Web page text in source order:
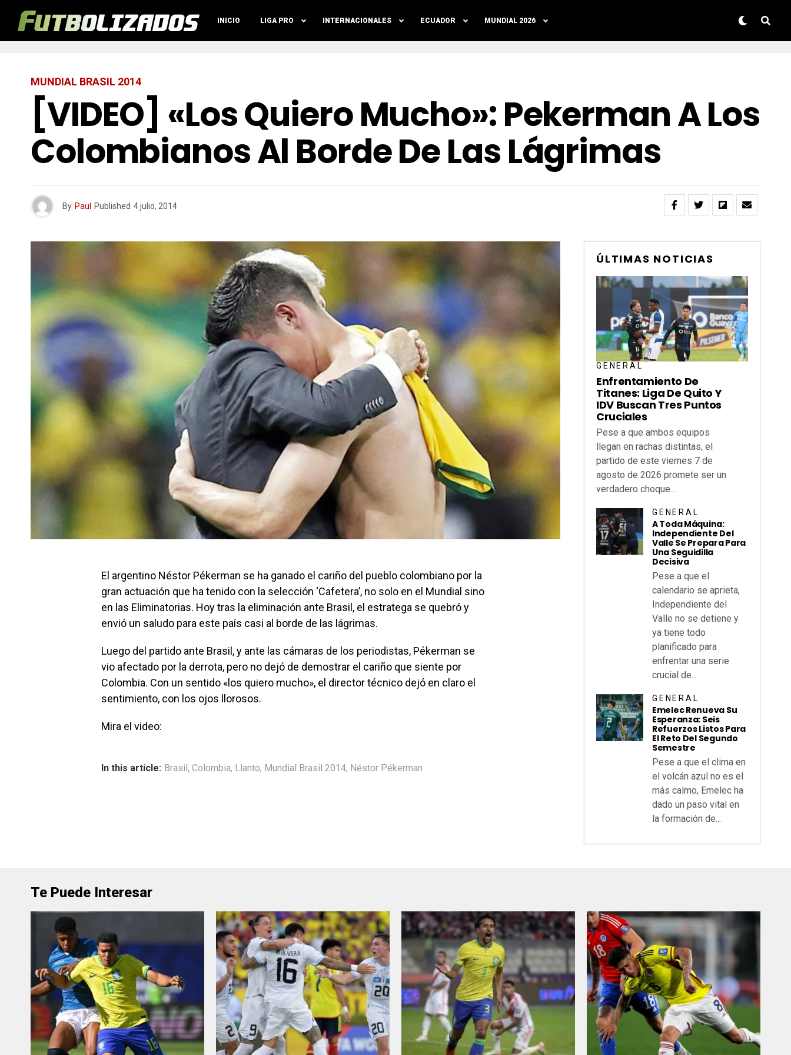
INICIO LIGA PRO INTERNACIONALES ECUADOR MUNDIAL 2026
MUNDIAL BRASIL 2014
[VIDEO] «Los Quiero Mucho»: Pekerman A Los
Colombianos Al Borde De Las Lágrimas
By Paul Published 4 julio, 2014
El argentino Néstor Pékerman se ha ganado el cariño del pueblo colombiano por la
gran actuación que ha tenido con la selección ‘Cafetera’, no solo en el Mundial sino
en las Eliminatorias. Hoy tras la eliminación ante Brasil, el estratega se quebró y
envió un saludo para este país casi al borde de las lágrimas.
Luego del partido ante Brasil, y ante las cámaras de los periodistas, Pékerman se
vio afectado por la derrota, pero no dejó de demostrar el cariño que siente por
Colombia. Con un sentido «los quiero mucho», el director técnico dejó en claro el
sentimiento, con los ojos llorosos.
Mira el video:
In this article: Brasil , Colombia, Llanto, Mundial Brasil 2014, Néstor Pékerman
ÚLTIMAS NOTICIAS
GENERAL
Enfrentamiento De
Titanes: Liga De Quito Y
IDV Buscan Tres Puntos
Cruciales
Pese a que ambos equipos
llegan en rachas distintas, el
partido de este viernes 7 de
agosto de 2026 promete ser un
verdadero choque...
GENERAL
A Toda Máquina:
Independiente Del
Valle Se Prepara Para
Una Seguidilla
Decisiva
Pese a que el
calendario se aprieta,
Independiente del
Valle no se detiene y
ya tiene todo
planificado para
enfrentar una serie
crucial de...
GENERAL
Emelec Renueva Su
Esperanza: Seis
Refuerzos Listos Para
El Reto Del Segundo
Semestre
Pese a que el clima en
el volcán azul no es el
más calmo, Emelec ha
dado un paso vital en
la formación de...
Te Puede Interesar